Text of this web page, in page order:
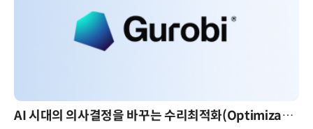
AI 시대의 의사결정을 바꾸는 수리최적화(Optimization): 실제 산업 적용 사례와 활용 전략